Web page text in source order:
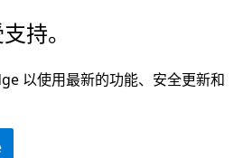
持。
以使用最新的功能、安全更新和